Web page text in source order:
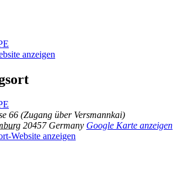
anzeigen
66 (Zugang über Versmannkai)
20457 Germany Google Karte anzeigen
Website anzeigen